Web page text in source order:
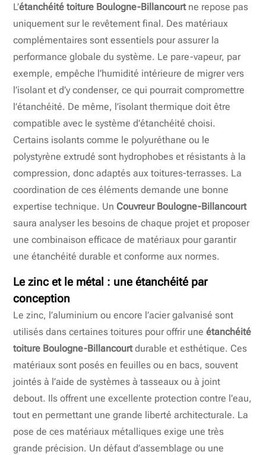
L’étanchéité toiture Boulogne-Billancourtne repose pas
uniquement sur le revêtement final. Des matériaux
complémentaires sont essentiels pour assurer la
performance globale du système. Le pare-vapeur, par
exemple, empêche l’humidité intérieure de migrer vers
l’isolant et d’y condenser, ce qui pourrait compromettre
l’étanchéité. De même, l’isolant thermique doit être
compatible avec le système d’étanchéité choisi.
Certains isolants comme le polyuréthane ou le
polystyrène extrudé sont hydrophobes et résistants à la
compression, donc adaptés aux toitures-terrasses. La
coordination de ces éléments demande une bonne
expertise technique. Un Couvreur Boulogne-Billancourt
saura analyser les besoins de chaque projet et proposer
une combinaison efficace de matériaux pour garantir
une étanchéité durable et conforme aux normes.
Le zinc et le métal : une étanchéité par
conception
Le zinc, l’aluminium ou encore l’acier galvanisé sont
utilisés dans certaines toitures pour offrir uneétanchéité
toiture Boulogne-Billancourtdurable et esthétique. Ces
matériaux sont posés en feuilles ou en bacs, souvent
jointés à l’aide de systèmes à tasseaux ou à joint
debout. Ils offrent une excellente protection contre l’eau,
tout en permettant une grande liberté architecturale. La
pose de ces matériaux métalliques exige une très
grande précision. Un défaut d’assemblage ou une